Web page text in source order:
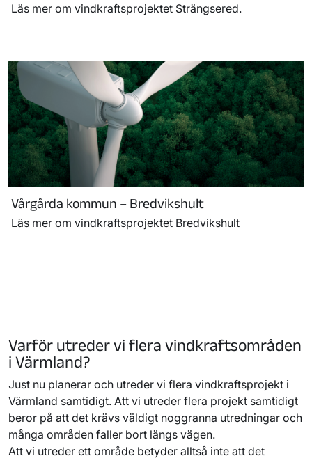
Läs mer om vindkraftsprojektet Strängsered.
Vårgårda kommun – Bredvikshult
Läs mer om vindkraftsprojektet Bredvikshult
kort
1–
9
Varför utreder vi flera vindkraftsområden
i Värmland?
Just nu planerar och utreder vi flera vindkraftsprojekt i
Värmland samtidigt. Att vi utreder flera projekt samtidigt
beror på att det krävs väldigt noggranna utredningar och
många områden faller bort längs vägen.
Att vi utreder ett område betyder alltså inte att det